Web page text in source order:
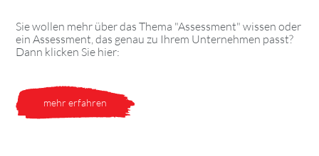
Sie wollen mehr über das Thema "Assessment" wissen oder
ein Assessment, das genau zu Ihrem Unternehmen passt?
Dann klicken Sie hier:
mehr erfahren